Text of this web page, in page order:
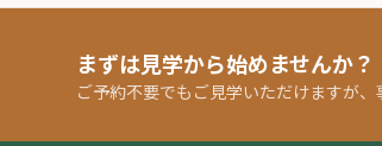
まずは見学から始めませんか？
ご予約不要でもご見学いただけますが